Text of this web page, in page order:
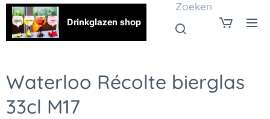
Drinkglazen shop
Zoeken
Waterloo Récolte bierglas
33cl M17